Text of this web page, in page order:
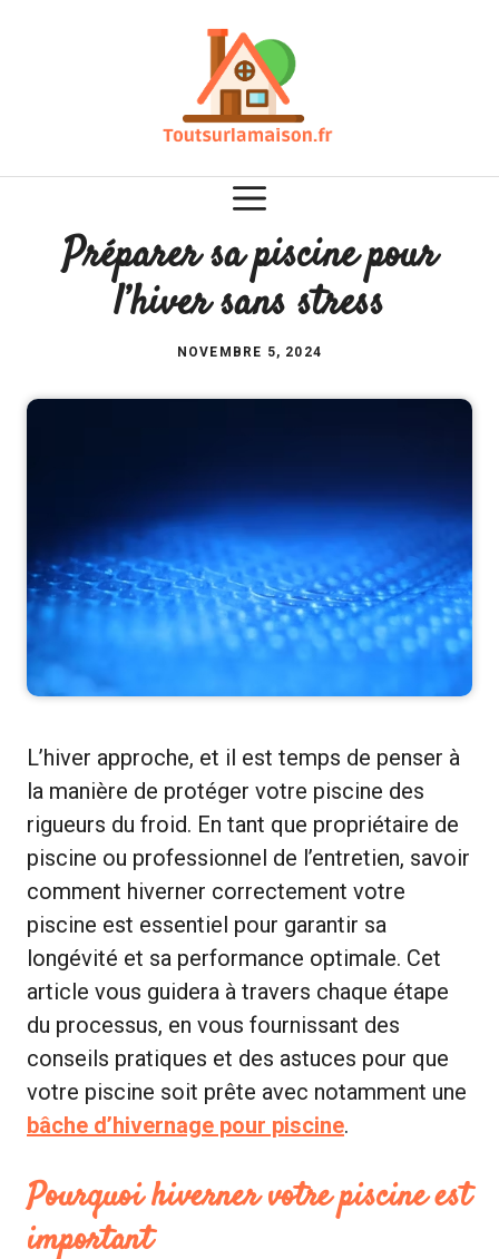
Préparer sa piscine pour
l’hiver sans stress
NOVEMBRE 5, 2024
L’hiver approche, et il est temps de penser à
la manière de protéger votre piscine des
rigueurs du froid. En tant que propriétaire de
piscine ou professionnel de l’entretien, savoir
comment hiverner correctement votre
piscine est essentiel pour garantir sa
longévité et sa performance optimale. Cet
article vous guidera à travers chaque étape
du processus, en vous fournissant des
conseils pratiques et des astuces pour que
votre piscine soit prête avec notamment une
bâche d’hivernage pour piscine.
Pourquoi hiverner votre piscine est
important